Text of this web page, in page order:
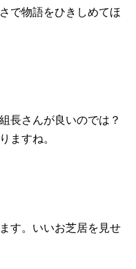
で物語をひきしめてほ
長さんが良いのでは？
ますね。
す。いいお芝居を見せ